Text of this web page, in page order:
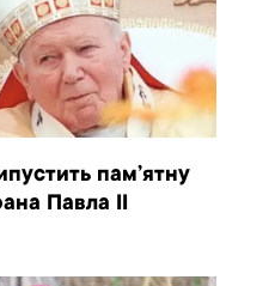
пам’ятну
Павла II